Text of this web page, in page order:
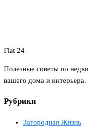
Flat 24
Полезные советы по
вашего дома и интерьера.
Рубрики
Загородная Жизнь